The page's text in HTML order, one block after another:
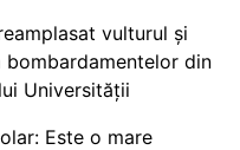
vulturul și
din
Universității
Este o mare